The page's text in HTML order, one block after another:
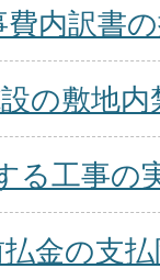
内訳書
の敷地
る工事の
金の支